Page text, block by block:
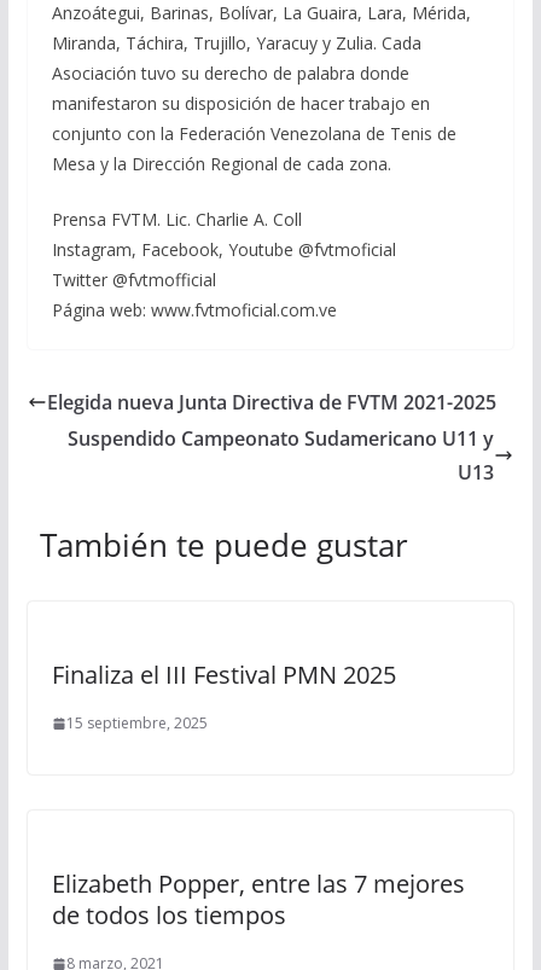
Anzoátegui, Barinas, Bolívar, La Guaira, Lara, Mérida,
Miranda, Táchira, Trujillo, Yaracuy y Zulia. Cada
Asociación tuvo su derecho de palabra donde
manifestaron su disposición de hacer trabajo en
conjunto con la Federación Venezolana de Tenis de
Mesa y la Dirección Regional de cada zona.
Prensa FVTM. Lic. Charlie A. Coll
Instagram, Facebook, Youtube @fvtmoficial
Twitter @fvtmofficial
Página web: www.fvtmoficial.com.ve
Elegida nueva Junta Directiva de FVTM 2021-2025
Suspendido Campeonato Sudamericano U11 y
U13
También te puede gustar
Finaliza el III Festival PMN 2025
15 septiembre, 2025
Elizabeth Popper, entre las 7 mejores
de todos los tiempos
8 marzo, 2021